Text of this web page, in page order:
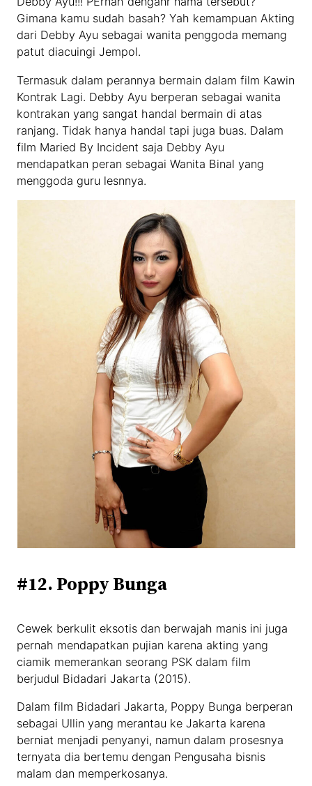
Gimana kamu sudah basah? Yah kemampuan Akting
dari Debby Ayu sebagai wanita penggoda memang
patut diacuingi Jempol.
Termasuk dalam perannya bermain dalam film Kawin
Kontrak Lagi. Debby Ayu berperan sebagai wanita
kontrakan yang sangat handal bermain di atas
ranjang. Tidak hanya handal tapi juga buas. Dalam
film Maried By Incident saja Debby Ayu
mendapatkan peran sebagai Wanita Binal yang
menggoda guru lesnnya.
#12. Poppy Bunga
Cewek berkulit eksotis dan berwajah manis ini juga
pernah mendapatkan pujian karena akting yang
ciamik memerankan seorang PSK dalam film
berjudul Bidadari Jakarta (2015).
Dalam film Bidadari Jakarta, Poppy Bunga berperan
sebagai Ullin yang merantau ke Jakarta karena
berniat menjadi penyanyi, namun dalam prosesnya
ternyata dia bertemu dengan Pengusaha bisnis
malam dan memperkosanya.